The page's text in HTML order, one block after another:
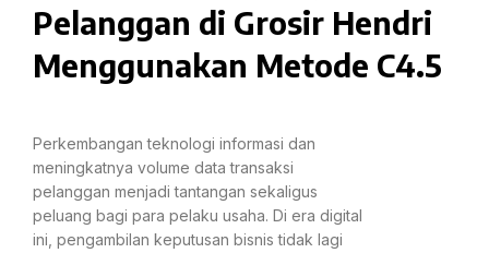
Pelanggan di Grosir Hendri
Menggunakan Metode C4.5
Perkembangan teknologi informasi dan
meningkatnya volume data transaksi
pelanggan menjadi tantangan sekaligus
peluang bagi para pelaku usaha. Di era digital
ini, pengambilan keputusan bisnis tidak lagi